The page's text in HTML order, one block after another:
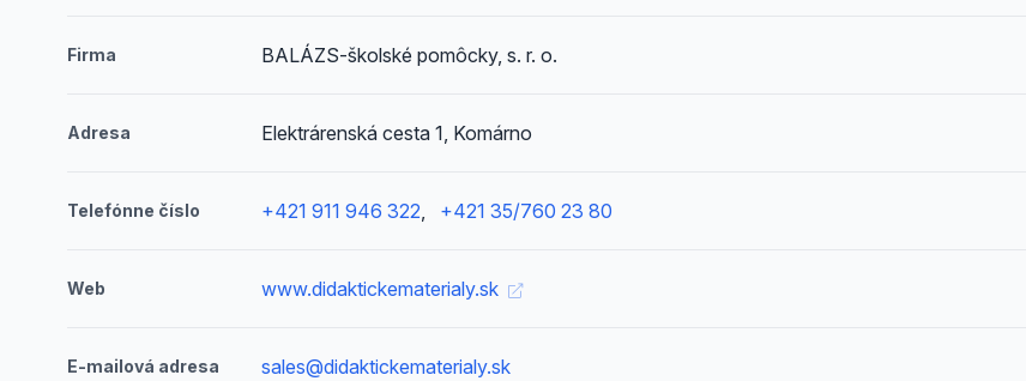
Firma BALÁZS-školské pomôcky, s. r. o.
Adresa Elektrárenská cesta 1, Komárno
Telefónne číslo +421 911 946 322, +421 35/760 23 80
Web www.didaktickematerialy.sk
E-mailová adresa sales@didaktickematerialy.sk